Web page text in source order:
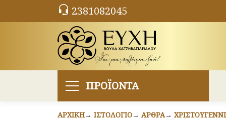
2381082045
ΠΡΟΪΟΝΤΑ
ΑΡΧΙΚΉ ΙΣΤΟΛΌΓΙΟ ΆΡΘΡΑ